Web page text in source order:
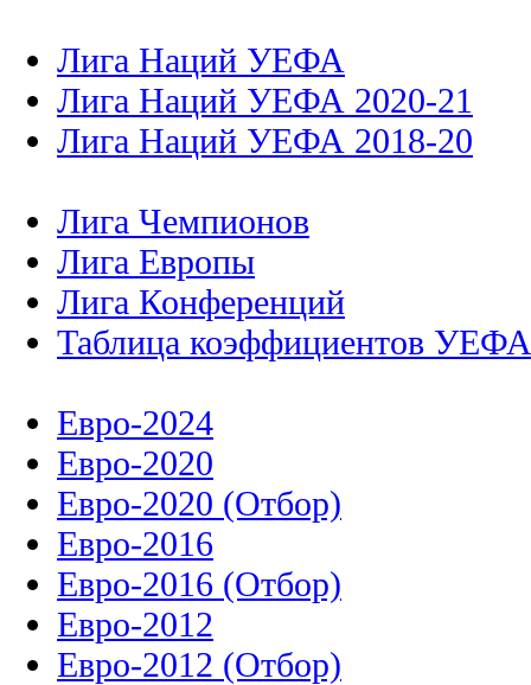
Лига Наций УЕФА
Лига Наций УЕФА 2020-21
Лига Наций УЕФА 2018-20
Лига Чемпионов
Лига Европы
Лига Конференций
Таблица коэффициентов УЕФА
Евро-2024
Евро-2020
Евро-2020 (Отбор)
Евро-2016
Евро-2016 (Отбор)
Евро-2012
Евро-2012 (Отбор)